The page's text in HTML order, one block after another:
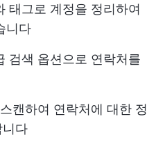
태그로 계정을 정리하여
니다
검색 옵션으로 연락처를
캔하여 연락처에 대한 정
니다